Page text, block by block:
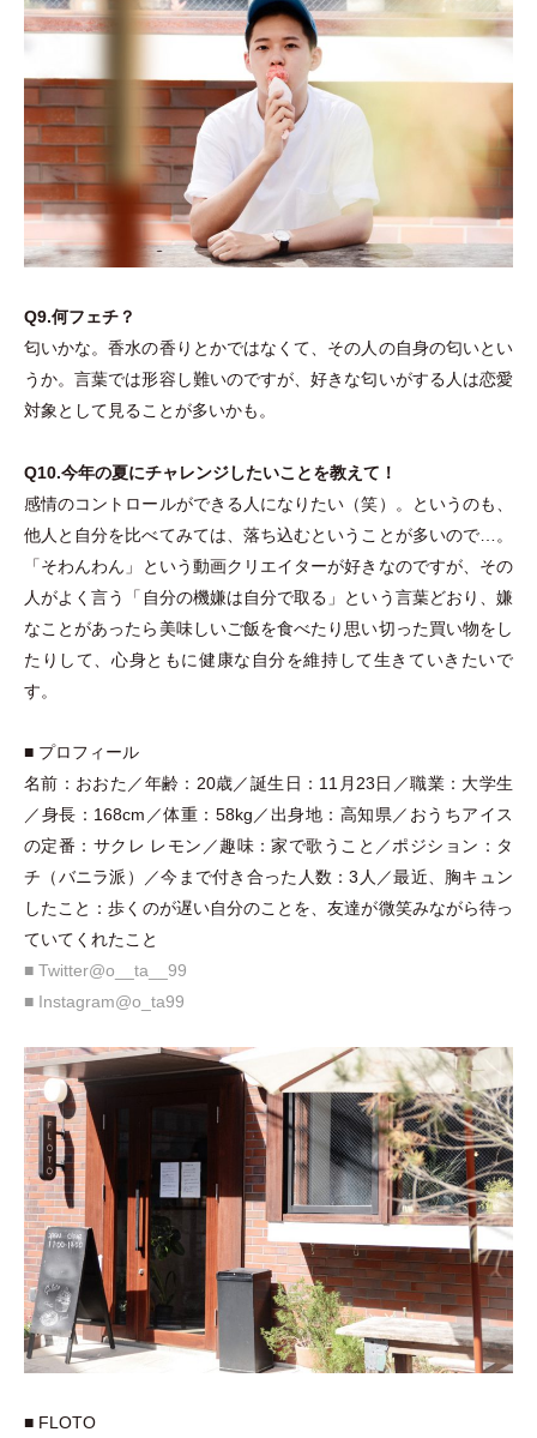
Q9.何フェチ？
匂いかな。香水の香りとかではなくて、その人の自身の匂いとい
うか。言葉では形容し難いのですが、好きな匂いがする人は恋愛
対象として見ることが多いかも。
Q10.今年の夏にチャレンジしたいことを教えて！
感情のコントロールができる人になりたい （笑）
。というのも、
他人と自分を比べてみては、落ち込むということが多いので…。
「そわんわん 」
という動画クリエイターが好きなのですが、その
人がよく言う
「 自分の機嫌は自分で取る 」
という言葉どおり、嫌
なことがあったら美味しいご飯を食べたり思い切った買い物をし
たりして、心身ともに健康な自分を維持して生きていきたいで
す。
■ プロフィール
名前：おおた／年齢：20歳／誕生日：11月23日／職業：大学生
／身長：168cm／体重：58kg／出身地：高知県／おうちアイス
の定番：サクレ レモン／趣味：家で歌うこと／ポジション：タ
チ （バニラ派 ）
／今まで付き合った人数：3人／最近、胸キュン
したこと：歩くのが遅い自分のことを、友達が微笑みながら待っ
ていてくれたこと
■ Twitter@o__ta__99
■ Instagram@o_ta99
■ FLOTO